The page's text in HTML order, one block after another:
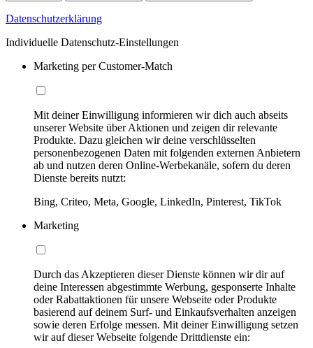
Datenschutzerklärung
Individuelle Datenschutz-Einstellungen
Marketing per Customer-Match
Mit deiner Einwilligung informieren wir dich auch abseits
unserer Website über Aktionen und zeigen dir relevante
Produkte. Dazu gleichen wir deine verschlüsselten
personenbezogenen Daten mit folgenden externen Anbietern
ab und nutzen deren Online-Werbekanäle, sofern du deren
Dienste bereits nutzt:
Bing, Criteo, Meta, Google, LinkedIn, Pinterest, TikTok
Marketing
Durch das Akzeptieren dieser Dienste können wir dir auf
deine Interessen abgestimmte Werbung, gesponserte Inhalte
oder Rabattaktionen für unsere Webseite oder Produkte
basierend auf deinem Surf- und Einkaufsverhalten anzeigen
sowie deren Erfolge messen. Mit deiner Einwilligung setzen
wir auf dieser Webseite folgende Drittdienste ein: